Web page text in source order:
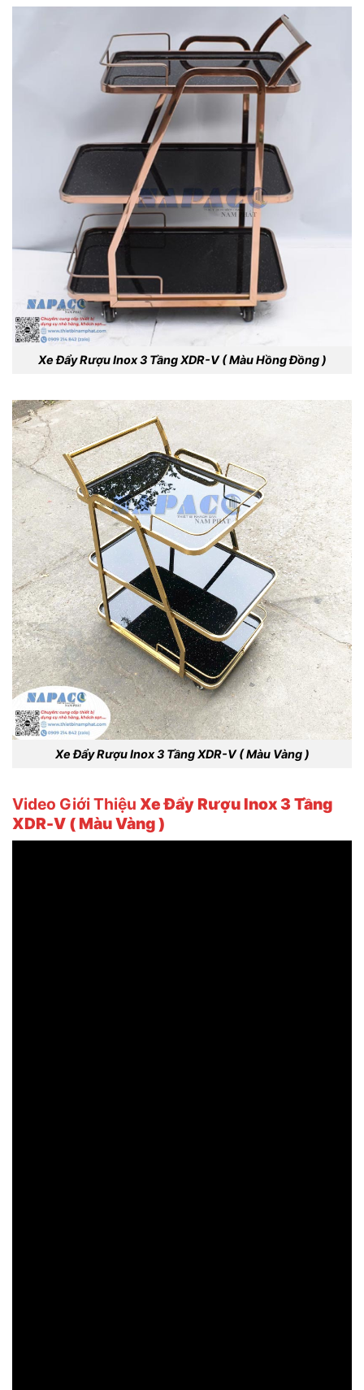
Xe Đẩy Rượu Inox 3 Tầng XDR-V ( Màu Hồng Đồng )
Xe Đẩy Rượu Inox 3 Tầng XDR-V ( Màu Vàng )
Video Giới Thiệu Xe Đẩy Rượu Inox 3 Tầng
XDR-V ( Màu Vàng )